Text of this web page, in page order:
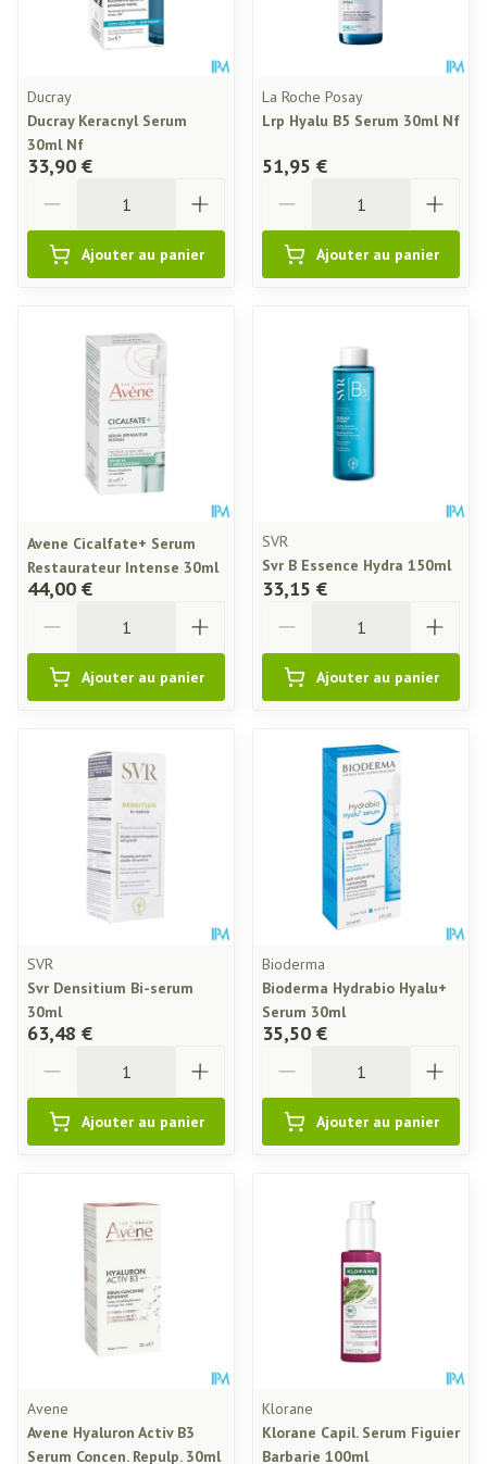
Ducray
Ducray Keracnyl Serum
30ml Nf
33,90 €
Ajouter au panier
La Roche Posay
Lrp Hyalu B5 Serum 30ml Nf
51,95 €
Ajouter au panier
Avene Cicalfate+ Serum
Restaurateur Intense 30ml
44,00 €
Ajouter au panier
SVR
Svr B Essence Hydra 150ml
33,15 €
Ajouter au panier
SVR
Svr Densitium Bi-serum
30ml
63,48 €
Ajouter au panier
Bioderma
Bioderma Hydrabio Hyalu+
Serum 30ml
35,50 €
Ajouter au panier
Avene
Avene Hyaluron Activ B3
Serum Concen. Repulp. 30ml
Klorane
Klorane Capil. Serum Figuier
Barbarie 100ml